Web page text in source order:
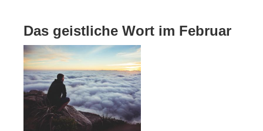
Das geistliche Wort im Februar